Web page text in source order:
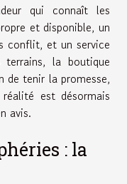
qui connaît les
et disponible, un
conflit, et un service
terrains, la boutique
de tenir la promesse,
est désormais
avis.
: la